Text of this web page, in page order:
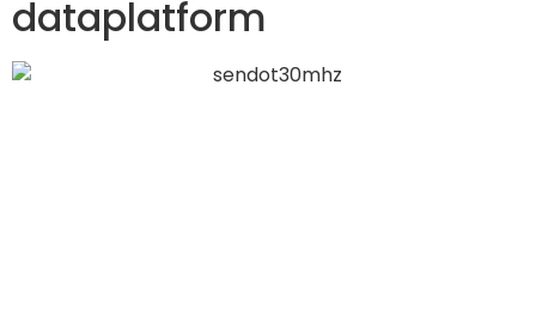
dataplatform